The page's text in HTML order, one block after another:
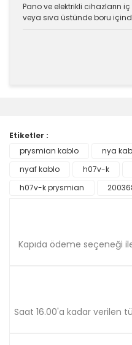
Pano ve elektrikli cihazların
veya sıva üstünde boru
Ürün resmi kalitesiz,
Ürün açıklamasında
Ürün bilgilerinde
Etiketler :
prysmian kablo
nya
nyaf kablo
h07v-k
h07v-k prysmian
Kapıda ödeme seçeneği
Saat 16.00'a kadar verilen